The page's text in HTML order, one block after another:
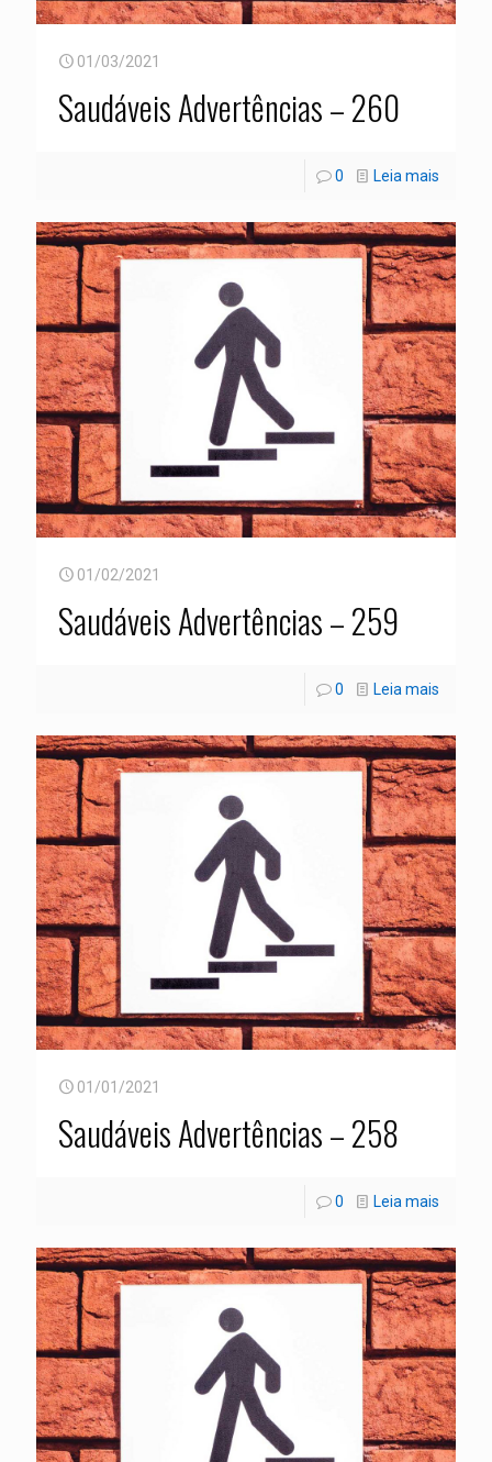
01/03/2021
Saudáveis Advertências – 260
0 Leia mais
01/02/2021
Saudáveis Advertências – 259
0 Leia mais
01/01/2021
Saudáveis Advertências – 258
0 Leia mais